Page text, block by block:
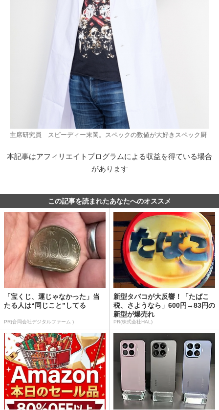
主席研究員 スピーディー末岡。スペックの数値が大好きスペック厨
本記事はアフィリエイトプログラムによる収益を得ている場合
があります
この記事を読まれたあなたへのオススメ
「宝くじ、運じゃなかった」当
たる人は“同じこと”してる
PR(合同会社デジタルファーム )
新型タバコが大反響！「たばこ
税、さようなら」600円→83円の
新型が爆売れ
PR(株式会社HAL)